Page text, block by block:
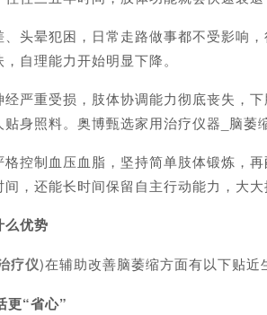
晕犯困，日常走路做事都不受影响，
自理能力开始明显下降。
重受损，肢体协调能力彻底丧失，下
身照料。奥博甄选家用治疗仪器_脑萎
制血压血脂，坚持简单肢体锻炼，再
，还能长时间保留自主行动能力，大
优势
疗仪)在辅助改善脑萎缩方面有以下贴近
“省心”